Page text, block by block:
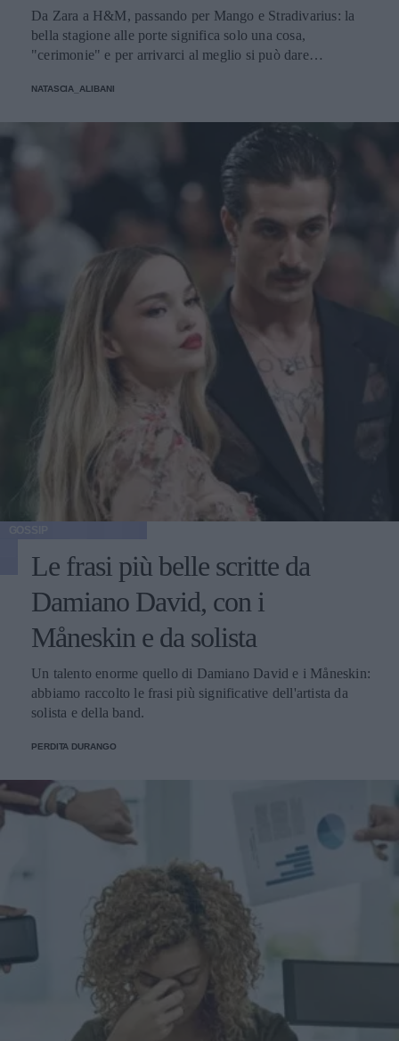
Da Zara a H&M, passando per Mango e Stradivarius: la
bella stagione alle porte significa solo una cosa,
"cerimonie" e per arrivarci al meglio si può dare
NATASCIA_ALIBANI
Le frasi più belle scritte da
Damiano David, con i
Måneskin e da solista
Un talento enorme quello di Damiano David e i Måneskin:
abbiamo raccolto le frasi più significative dell'artista da
solista e della band.
PERDITA DURANGO